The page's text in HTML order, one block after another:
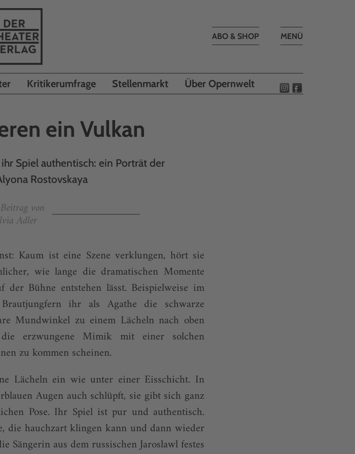
Toggle
MENÜ
ABO & SHOP
Kritikerumfrage Stellenmarkt Über Opernwelt
ein Vulkan
Spiel authentisch: ein Porträt der
Rostovskaya
von
Adler
Kaum ist eine Szene verklungen, hört sie
wie lange die dramatischen Momente
Bühne entstehen lässt. Beispielweise im
ihr als Agathe die schwarze
Mundwinkel zu einem Lächeln nach oben
erzwungene Mimik mit einer solchen
zu kommen scheinen.
Lächeln ein wie unter einer Eisschicht. In
Augen auch schlüpft, sie gibt sich ganz
Pose. Ihr Spiel ist pur und authentisch.
die hauchzart klingen kann und dann wieder
Sängerin aus dem russischen Jaroslawl festes